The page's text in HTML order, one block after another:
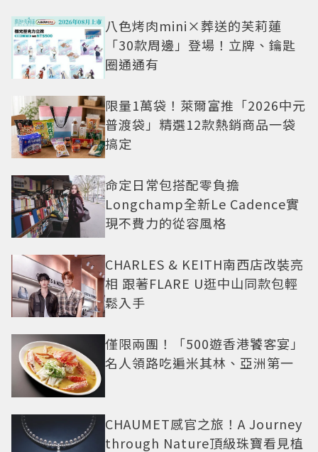
八色烤肉mini×葬送的芙莉蓮
「30款周邊」登場！立牌、鑰匙
圈通通有
限量1萬袋！萊爾富推「2026中元
普渡袋」精選12款熱銷商品一袋
搞定
命定日常包搭配零負擔
Longchamp全新Le Cadence實
現不費力的從容風格
CHARLES & KEITH南西店改裝亮
相 跟著FLARE U逛中山同款包輕
鬆入手
僅限兩團！「500遊香港饕客宴」
名人領路吃遍米其林、亞洲第一
CHAUMET感官之旅！A Journey
through Nature頂級珠寶看見植